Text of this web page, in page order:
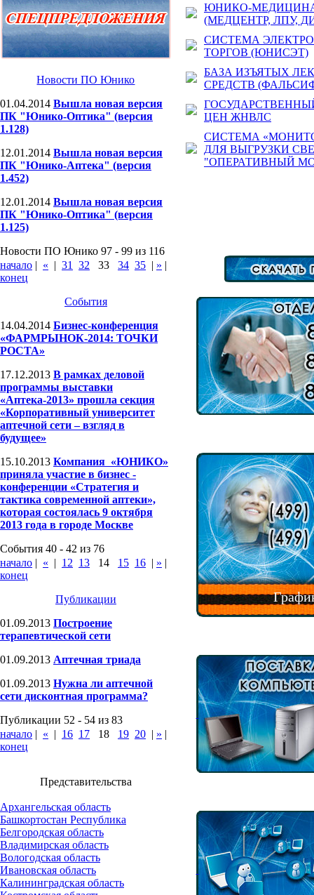
Новости ПО Юнико
01.04.2014 Вышла новая версия
ПК "Юнико-Оптика" (версия
1.128)
12.01.2014 Вышла новая версия
ПК "Юнико-Аптека" (версия
1.452)
12.01.2014 Вышла новая версия
ПК "Юнико-Оптика" (версия
1.125)
Новости ПО Юнико 97 - 99 из 116
начало | « | 31 32 33 34 35 | » |
конец
События
14.04.2014 Бизнес-конференция
«ФАРМРЫНОК-2014: ТОЧКИ
РОСТА»
17.12.2013 В рамках деловой
программы выставки
«Аптека-2013» прошла секция
«Корпоративный университет
аптечной сети – взгляд в
будущее»
15.10.2013 Компания «ЮНИКО»
приняла участие в бизнес -
конференции «Стратегия и
тактика современной аптеки»,
которая состоялась 9 октября
2013 года в городе Москве
События 40 - 42 из 76
начало | « | 12 13 14 15 16 | » |
конец
Публикации
01.09.2013 Построение
терапевтической сети
01.09.2013 Аптечная триада
01.09.2013 Нужна ли аптечной
сети дисконтная программа?
Публикации 52 - 54 из 83
начало | « | 16 17 18 19 20 | » |
конец
Представительства
Архангельская область
Башкортостан Республика
Белгородская область
Владимирская область
Вологодская область
Ивановская область
Калининградская область
ЮНИКО-
(МЕДЦЕНТР, ЛПУ,
СИСТЕМА
ТОРГОВ (ЮНИСЭТ)
БАЗА ИЗЪЯТЫХ
СРЕДСТВ
ЦЕН ЖНВЛС
СИСТЕМА
ДЛЯ ВЫГРУЗКИ
"ОПЕРАТИВНЫЙ